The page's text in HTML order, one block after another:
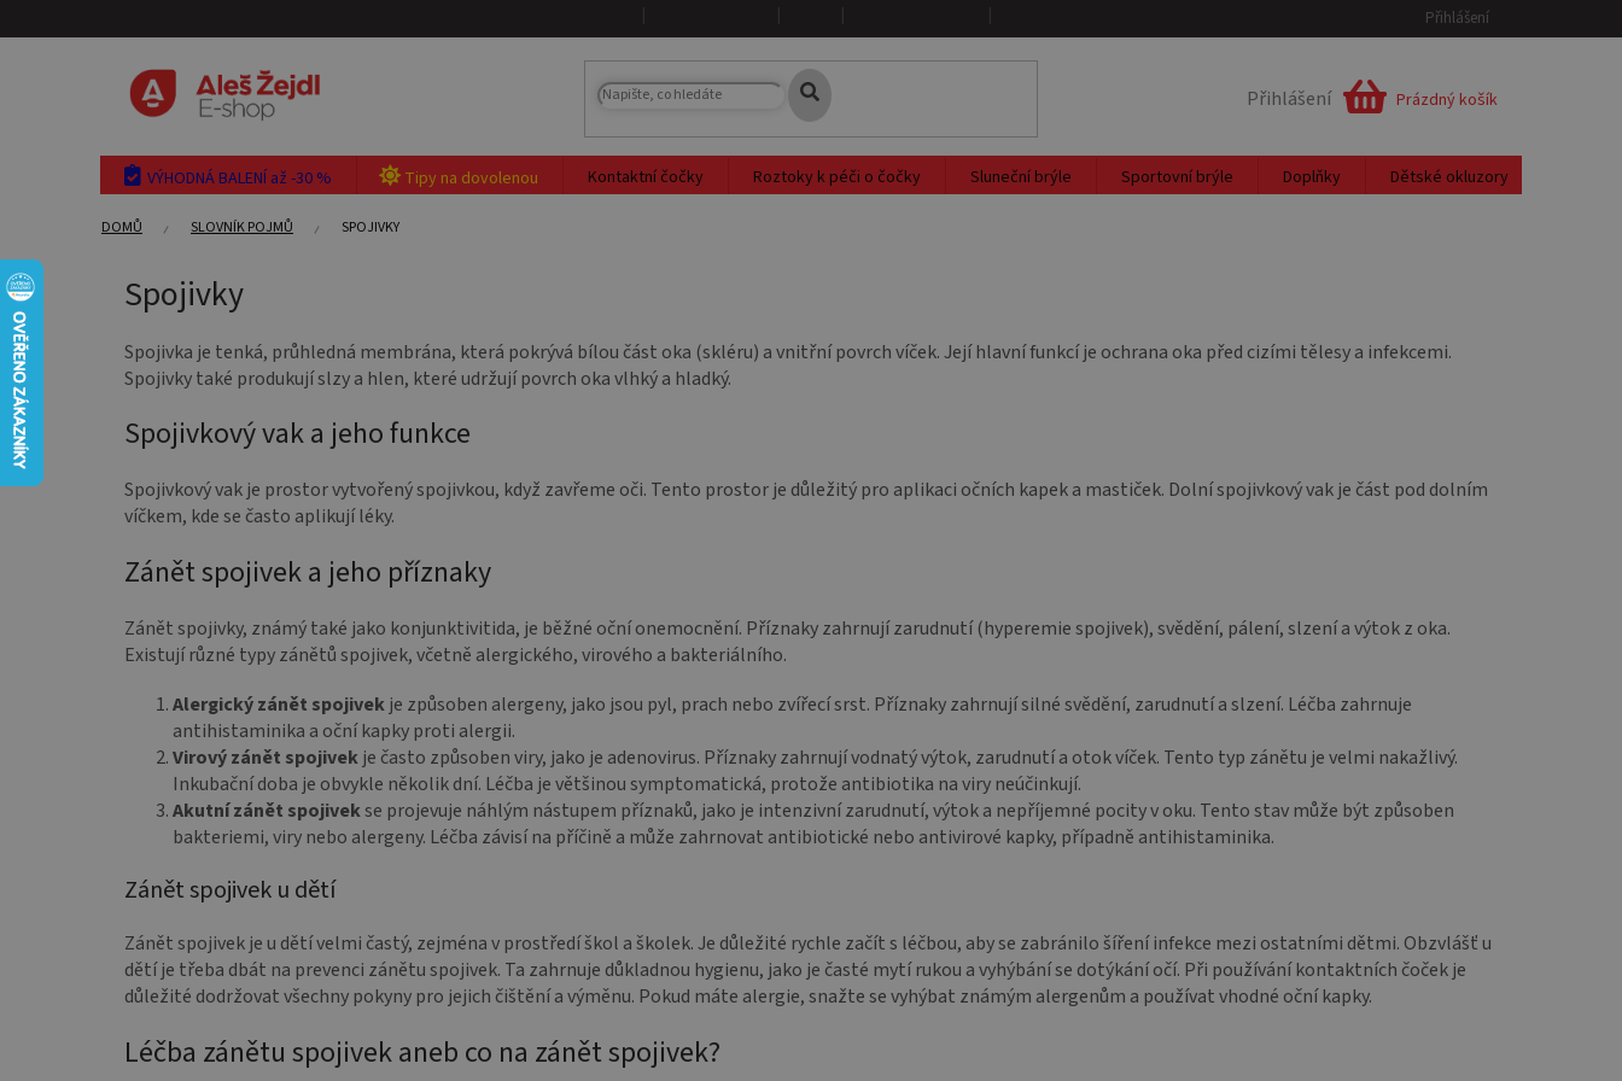
na
Přihlášení
Přihlášení
NÁKUPNÍ
Prázdný košík
VÝHODNÁ BALENÍ až -30 % Tipy na dovolenou Kontaktní čočky Roztoky k péči o čočky Sluneční brýle Sportovní brýle Doplňky Dětské okluzory
DOMŮ SLOVNÍK POJMŮ SPOJIVKY
Spojivky
Spojivka je tenká, průhledná membrána, která pokrývá bílou část oka (skléru) a vnitřní povrch víček. Její hlavní funkcí je ochrana oka před cizími tělesy a infekcemi.
Spojivky také produkují slzy a hlen, které udržují povrch oka vlhký a hladký.
Spojivkový vak a jeho funkce
Spojivkový vak je prostor vytvořený spojivkou, když zavřeme oči. Tento prostor je důležitý pro aplikaci očních kapek a mastiček. Dolní spojivkový vak je část pod dolním
víčkem, kde se často aplikují léky.
Zánět spojivek a jeho příznaky
Zánět spojivky, známý také jako konjunktivitida, je běžné oční onemocnění. Příznaky zahrnují zarudnutí (hyperemie spojivek), svědění, pálení, slzení a výtok z oka.
Existují různé typy zánětů spojivek, včetně alergického, virového a bakteriálního.
Alergický zánět spojivekje způsoben alergeny, jako jsou pyl, prach nebo zvířecí srst. Příznaky zahrnují silné svědění, zarudnutí a slzení. Léčba zahrnuje
antihistaminika a oční kapky proti alergii.
Virový zánět spojivekje často způsoben viry, jako je adenovirus. Příznaky zahrnují vodnatý výtok, zarudnutí a otok víček. Tento typ zánětu je velmi nakažlivý.
Inkubační doba je obvykle několik dní. Léčba je většinou symptomatická, protože antibiotika na viry neúčinkují.
Akutní zánět spojivekse projevuje náhlým nástupem příznaků, jako je intenzivní zarudnutí, výtok a nepříjemné pocity v oku. Tento stav může být způsoben
bakteriemi, viry nebo alergeny. Léčba závisí na příčině a může zahrnovat antibiotické nebo antivirové kapky, případně antihistaminika.
Zánět spojivek u dětí
Zánět spojivek je u dětí velmi častý, zejména v prostředí škol a školek. Je důležité rychle začít s léčbou, aby se zabránilo šíření infekce mezi ostatními dětmi. Obzvlášť u
dětí je třeba dbát na prevenci zánětu spojivek. Ta zahrnuje důkladnou hygienu, jako je časté mytí rukou a vyhýbání se dotýkání očí. Při používání kontaktních čoček je
důležité dodržovat všechny pokyny pro jejich čištění a výměnu. Pokud máte alergie, snažte se vyhýbat známým alergenům a používat vhodné oční kapky.
Léčba zánětu spojivek aneb co na zánět spojivek?